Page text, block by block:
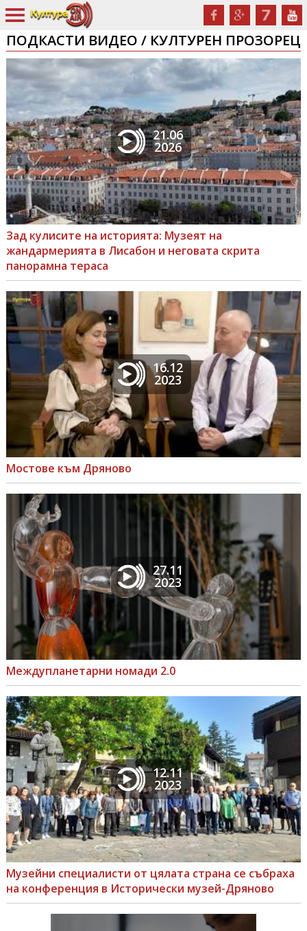
ПОДКАСТИ ВИДЕО / КУЛТУРЕН ПРОЗОРЕЦ
21.06
2026
Зад кулисите на историята: Музеят на
жандармерията в Лисабон и неговата скрита
панорамна тераса
16.12
2023
Мостове към Дряново
27.11
2023
Междупланетарни номади 2.0
12.11
2023
Музейни специалисти от цялата страна се събраха
на конференция в Исторически музей-Дряново